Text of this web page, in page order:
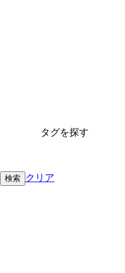
タグを探す
クリア